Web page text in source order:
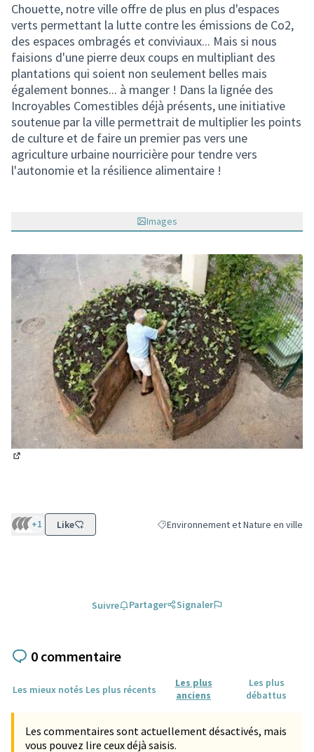
Chouette, notre ville offre de plus en plus d'espaces
verts permettant la lutte contre les émissions de Co2,
des espaces ombragés et conviviaux... Mais si nous
faisions d'une pierre deux coups en multipliant des
plantations qui soient non seulement belles mais
également bonnes... à manger ! Dans la lignée des
Incroyables Comestibles déjà présents, une initiative
soutenue par la ville permettrait de multiplier les points
de culture et de faire un premier pas vers une
agriculture urbaine nourricière pour tendre vers
l'autonomie et la résilience alimentaire !
Images
+1 Like Filtrer les résultats de la catégorie :
Environnement et Nature en ville
Suivre Partager Signaler
0 commentaire
Les mieux notés Les plus récents
Les plus
anciens
Les plus
débattus
Les commentaires sont actuellement désactivés, mais
vous pouvez lire ceux déjà saisis.